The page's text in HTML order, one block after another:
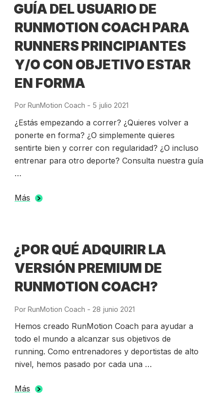
GUÍA DEL USUARIO DE
RUNMOTION COACH PARA
RUNNERS PRINCIPIANTES
Y/O CON OBJETIVO ESTAR
EN FORMA
Por RunMotion Coach - Publicado
5 julio 2021
¿Estás empezando a correr? ¿Quieres volver a
ponerte en forma? ¿O simplemente quieres
sentirte bien y correr con regularidad? ¿O incluso
entrenar para otro deporte? Consulta nuestra guía
…
Más
¿POR QUÉ ADQUIRIR LA
VERSIÓN PREMIUM DE
RUNMOTION COACH?
Por RunMotion Coach - Publicado
28 junio 2021
Hemos creado RunMotion Coach para ayudar a
todo el mundo a alcanzar sus objetivos de
running. Como entrenadores y deportistas de alto
nivel, hemos pasado por cada una …
Más